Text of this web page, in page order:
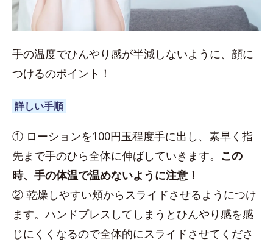
手の温度でひんやり感が半減しないように、顔に
つけるのポイント！
詳しい手順
① ローションを100円玉程度手に出し、素早く指
先まで手のひら全体に伸ばしていきます。 この
時、手の体温で温めないように注意！
② 乾燥しやすい頬からスライドさせるようにつけ
ます。ハンドプレスしてしまうとひんやり感を感
じにくくなるので全体的にスライドさせてくださ